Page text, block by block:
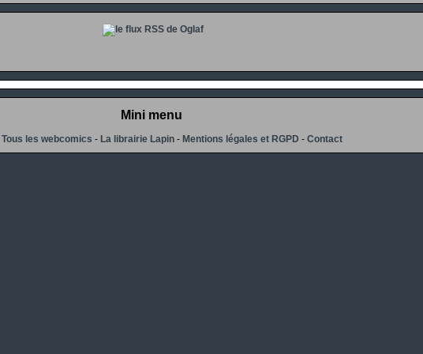
Mini menu
Tous les webcomics - La librairie Lapin- Mentions légales et RGPD - Contact